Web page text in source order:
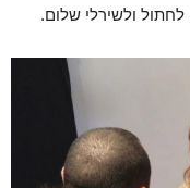
ולשירלי שלום.